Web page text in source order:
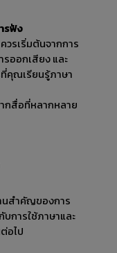
รฟัง
วรเริ่มต้นจากการ
ออกเสียง และ
คุณเรียนรู้ภาษา
กสื่อที่หลากหลาย
สำคัญของการ
การใช้ภาษาและ
อไป